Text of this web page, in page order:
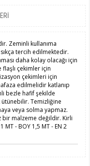
Zeminli kullanıma
tercih edilmektedir.
daha kolay olacağı için
çekimler için
çekimleri için
edilmelidir katlanıp
bezle hafif şekilde
ütünebilir. Temizliğine
veya solma yapmaz.
bir malzeme değildir. Kirli
MT - BOY 1,5 MT - EN 2